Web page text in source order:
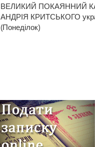
ВЕЛИКИЙ ПОКАЯННИЙ
АНДРІЯ КРИТСЬКОГО
(Понеділок)